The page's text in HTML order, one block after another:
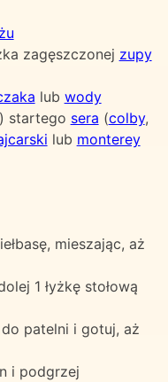
zagęszczonej zupy
lub wody
startego sera (colby,
lub monterey
mieszając, aż
1 łyżkę stołową
patelni i gotuj, aż
i podgrzej